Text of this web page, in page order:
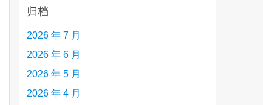
etc.) you admire 钦佩的有创造力的人
归档
2026 年 7 月
2026 年 6 月
2026 年 5 月
2026 年 4 月